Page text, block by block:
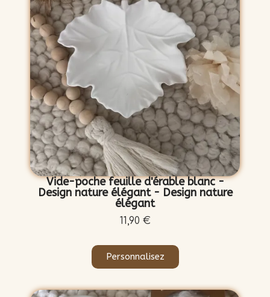
Vide-poche feuille d'érable blanc -
Design nature élégant - Design nature
élégant
11,90 €
Personnalisez